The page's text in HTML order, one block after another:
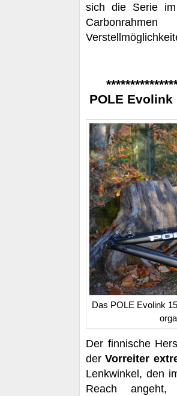
sich die Serie im
POLE
Das POLE Evolink
Der finnische
derVorreiter
Lenkwinkel, den
Reach